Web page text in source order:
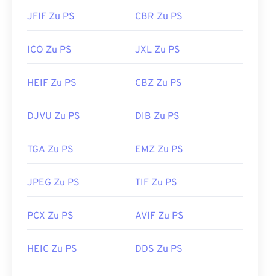
JFIF Zu PS CBR Zu PS
ICO Zu PS JXL Zu PS
HEIF Zu PS CBZ Zu PS
DJVU Zu PS DIB Zu PS
TGA Zu PS EMZ Zu PS
JPEG Zu PS TIF Zu PS
PCX Zu PS AVIF Zu PS
HEIC Zu PS DDS Zu PS